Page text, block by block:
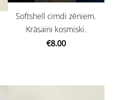
Softshell cimdi zēniem.
Krāsaini kosmiski.
€8.00